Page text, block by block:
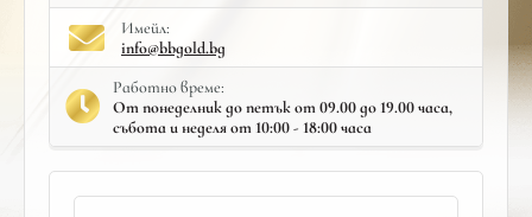
Имейл:
info@bbgold.bg
Работно време:
От понеделник до петък от 09.00 до 19.00 часа,
събота и неделя от 10:00 - 18:00 часа